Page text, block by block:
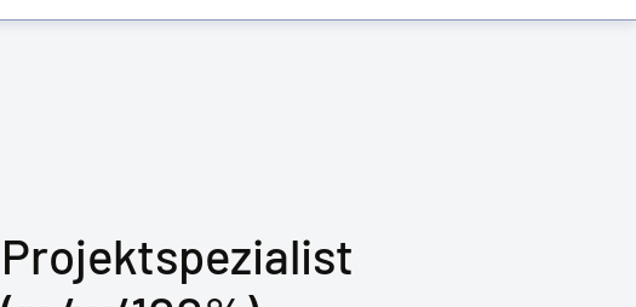
Projektspezialist